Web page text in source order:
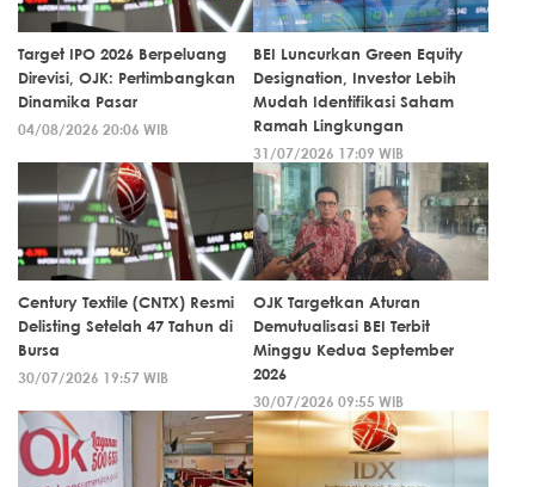
Target IPO 2026 Berpeluang
Direvisi, OJK: Pertimbangkan
Dinamika Pasar
04/08/2026 20:06 WIB
BEI Luncurkan Green Equity
Designation, Investor Lebih
Mudah Identifikasi Saham
Ramah Lingkungan
31/07/2026 17:09 WIB
Century Textile (CNTX) Resmi
Delisting Setelah 47 Tahun di
Bursa
30/07/2026 19:57 WIB
OJK Targetkan Aturan
Demutualisasi BEI Terbit
Minggu Kedua September
2026
30/07/2026 09:55 WIB